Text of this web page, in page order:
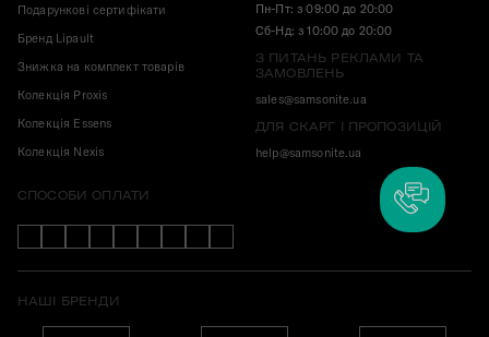
Подарункові сертифікати
Бренд Lipault
Знижка на комплект товарів
Колекція Proxis
Колекція Essens
Колекція Nexis
Пн-Пт: з 09:00 до 20:00
Сб-Нд: з 10:00 до 20:00
З ПИТАНЬ РЕКЛАМИ ТА
ЗАМОВЛЕНЬ
sales@samsonite.ua
ДЛЯ СКАРГ І ПРОПОЗИЦІЙ
help@samsonite.ua
СПОСОБИ ОПЛАТИ
НАШІ БРЕНДИ